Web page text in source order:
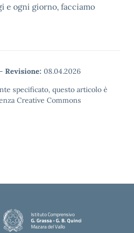
e ogni giorno, facciamo
- Revisione: 08.04.2026
specificato, questo articolo è
Creative Commons
Istituto Comprensivo
G. Grassa - G. B. Quinci
Mazara del Vallo